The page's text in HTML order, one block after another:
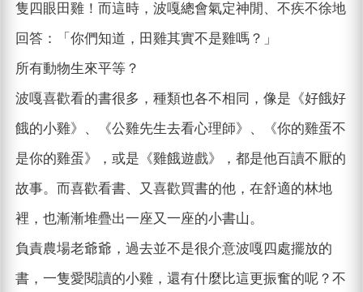
隻四眼田雞！而這時，波嘎總會氣定神閒、不疾不徐地
回答：「你們知道，田雞其實不是雞嗎？」
所有動物生來平等？
波嘎喜歡看的書很多，種類也各不相同，像是《好餓好
餓的小雞》、《公雞先生去看心理師》、《你的雞蛋不
是你的雞蛋》，或是《雞餓遊戲》，都是他百讀不厭的
故事。而喜歡看書、又喜歡買書的他，在舒適的林地
裡，也漸漸堆疊出一座又一座的小書山。
負責農場老爺爺，過去並不是很介意波嘎四處擺放的
書，一隻愛閱讀的小雞，還有什麼比這更振奮的呢？不